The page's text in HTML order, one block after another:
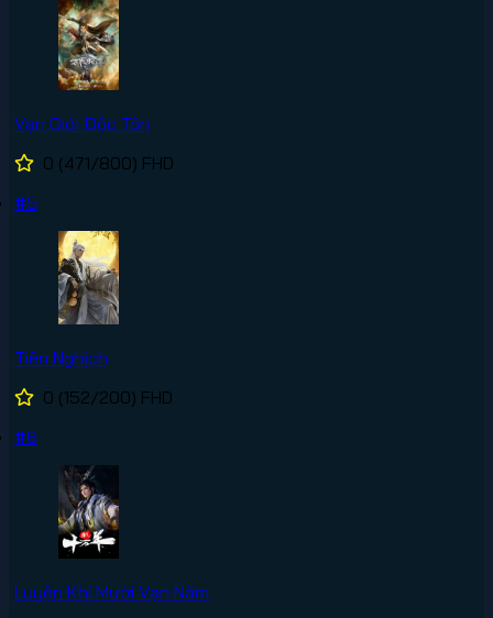
Vạn Giới Độc Tôn
0 (471/800) FHD
#5
Tiên Nghịch
0 (152/200) FHD
#6
Luyện Khí Mười Vạn Năm